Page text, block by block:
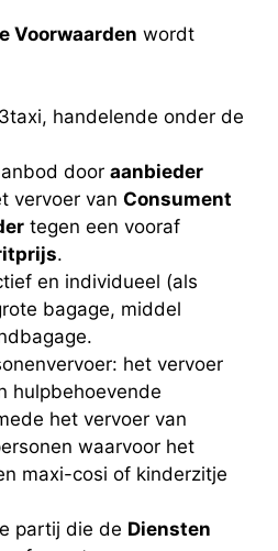
Voorwaarden wordt
handelende onder de
door aanbieder
vervoer van Consument
tegen een vooraf
.
en individueel (als
bagage, middel
het vervoer
hulpbehoevende
het vervoer van
waarvoor het
maxi-cosi of kinderzitje
partij die de Diensten